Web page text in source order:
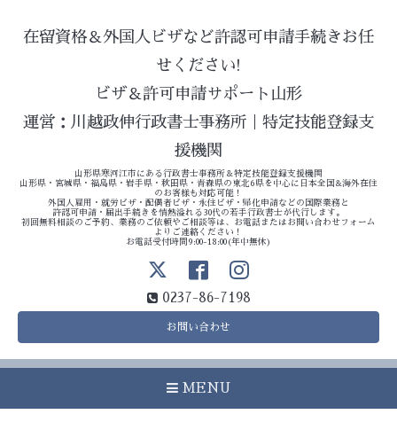
在留資格＆外国人ビザなど許認可申請手続きお任
せください!
ビザ＆許可申請サポート山形
運営：川越政伸行政書士事務所｜特定技能登録支
援機関
山形県寒河江市にある行政書士事務所＆特定技能登録支援機関
山形県・宮城県・福島県・岩手県・秋田県・青森県の東北6県を中心に日本全国&海外在住
のお客様も対応可能！
外国人雇用・就労ビザ・配偶者ビザ・永住ビザ・帰化申請などの国際業務と
許認可申請・届出手続きを情熱溢れる30代の若手行政書士が代行します。
初回無料相談のご予約、業務のご依頼やご相談等は、お電話またはお問い合わせフォーム
よりご連絡ください！
お電話受付時間9:00-18:00(年中無休)
0237-86-7198
お問い合わせ
MENU